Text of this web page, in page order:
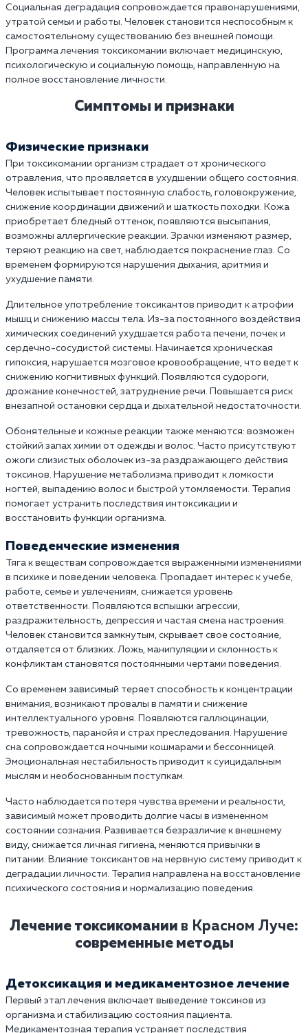
Социальная деградация сопровождается правонарушениями,
утратой семьи и работы. Человек становится неспособным к
самостоятельному существованию без внешней помощи.
Программа лечения токсикомании включает медицинскую,
психологическую и социальную помощь, направленную на
полное восстановление личности.
Симптомы и признаки
Физические признаки
При токсикомании организм страдает от хронического
отравления, что проявляется в ухудшении общего состояния.
Человек испытывает постоянную слабость, головокружение,
снижение координации движений и шаткость походки. Кожа
приобретает бледный оттенок, появляются высыпания,
возможны аллергические реакции. Зрачки изменяют размер,
теряют реакцию на свет, наблюдается покраснение глаз. Со
временем формируются нарушения дыхания, аритмия и
ухудшение памяти.
Длительное употребление токсикантов приводит к атрофии
мышц и снижению массы тела. Из-за постоянного воздействия
химических соединений ухудшается работа печени, почек и
сердечно-сосудистой системы. Начинается хроническая
гипоксия, нарушается мозговое кровообращение, что ведет к
снижению когнитивных функций. Появляются судороги,
дрожание конечностей, затруднение речи. Повышается риск
внезапной остановки сердца и дыхательной недостаточности.
Обонятельные и кожные реакции также меняются: возможен
стойкий запах химии от одежды и волос. Часто присутствуют
ожоги слизистых оболочек из-за раздражающего действия
токсинов. Нарушение метаболизма приводит к ломкости
ногтей, выпадению волос и быстрой утомляемости. Терапия
помогает устранить последствия интоксикации и
восстановить функции организма.
Поведенческие изменения
Тяга к веществам сопровождается выраженными изменениями
в психике и поведении человека. Пропадает интерес к учебе,
работе, семье и увлечениям, снижается уровень
ответственности. Появляются вспышки агрессии,
раздражительность, депрессия и частая смена настроения.
Человек становится замкнутым, скрывает свое состояние,
отдаляется от близких. Ложь, манипуляции и склонность к
конфликтам становятся постоянными чертами поведения.
Со временем зависимый теряет способность к концентрации
внимания, возникают провалы в памяти и снижение
интеллектуального уровня. Появляются галлюцинации,
тревожность, паранойя и страх преследования. Нарушение
сна сопровождается ночными кошмарами и бессонницей.
Эмоциональная нестабильность приводит к суицидальным
мыслям и необоснованным поступкам.
Часто наблюдается потеря чувства времени и реальности,
зависимый может проводить долгие часы в измененном
состоянии сознания. Развивается безразличие к внешнему
виду, снижается личная гигиена, меняются привычки в
питании. Влияние токсикантов на нервную систему приводит к
деградации личности. Терапия направлена на восстановление
психического состояния и нормализацию поведения.
Лечение токсикомании в Красном Луче:
современные методы
Детоксикация и медикаментозное лечение
Первый этап лечения включает выведение токсинов из
организма и стабилизацию состояния пациента.
Медикаментозная терапия устраняет последствия